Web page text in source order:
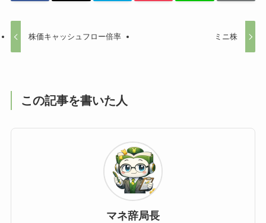
株価キャッシュフロー倍率 ミニ株
この記事を書いた人
マネ辞局長